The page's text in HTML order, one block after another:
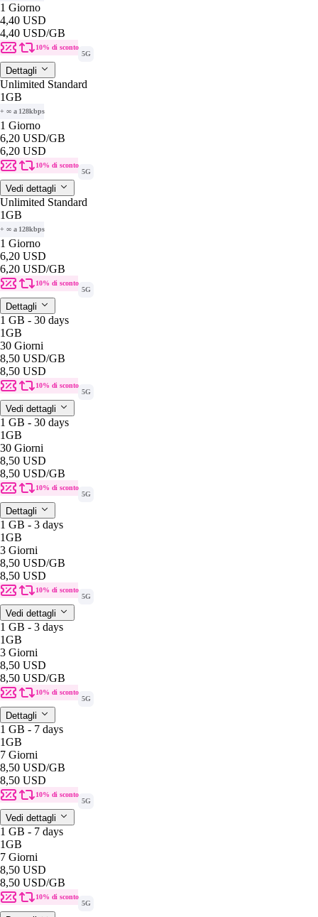
1 Giorno
4,40 USD
4,40 USD/GB
10% di sconto
5G
Dettagli
Unlimited Standard
1GB
+ ∞ a 128kbps
1 Giorno
6,20 USD/GB
6,20 USD
10% di sconto
5G
Vedi dettagli
Unlimited Standard
1GB
+ ∞ a 128kbps
1 Giorno
6,20 USD
6,20 USD/GB
10% di sconto
5G
Dettagli
1 GB - 30 days
1GB
30 Giorni
8,50 USD/GB
8,50 USD
10% di sconto
5G
Vedi dettagli
1 GB - 30 days
1GB
30 Giorni
8,50 USD
8,50 USD/GB
10% di sconto
5G
Dettagli
1 GB - 3 days
1GB
3 Giorni
8,50 USD/GB
8,50 USD
10% di sconto
5G
Vedi dettagli
1 GB - 3 days
1GB
3 Giorni
8,50 USD
8,50 USD/GB
10% di sconto
5G
Dettagli
1 GB - 7 days
1GB
7 Giorni
8,50 USD/GB
8,50 USD
10% di sconto
5G
Vedi dettagli
1 GB - 7 days
1GB
7 Giorni
8,50 USD
8,50 USD/GB
10% di sconto
5G